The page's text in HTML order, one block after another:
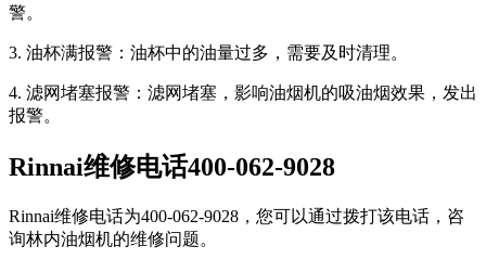
警。
3. 油杯满报警：油杯中的油量过多，需要及时清理。
4. 滤网堵塞报警：滤网堵塞，影响油烟机的吸油烟效果，发出
报警。
Rinnai维修电话400-062-9028
Rinnai维修电话为400-062-9028，您可以通过拨打该电话，咨
询林内油烟机的维修问题。